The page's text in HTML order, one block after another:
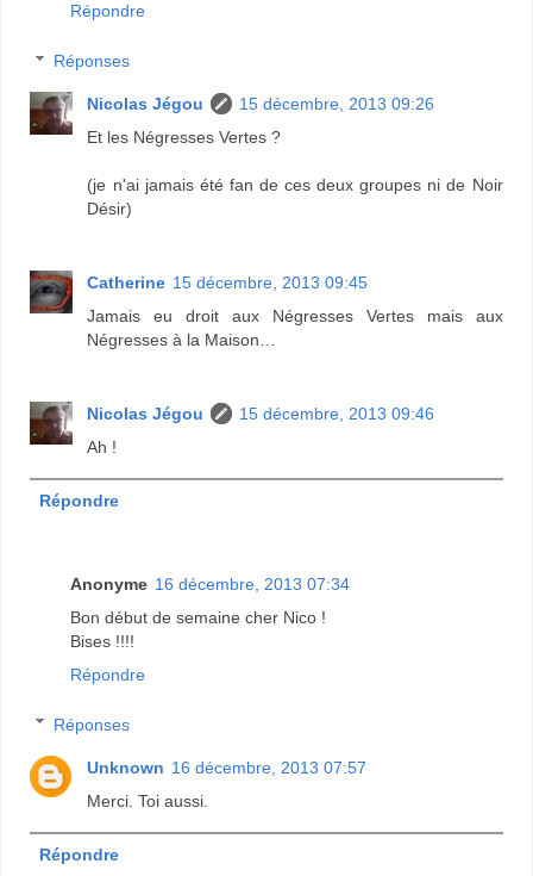
Répondre
Réponses
Nicolas Jégou
15 décembre, 2013 09:26
Et les Négresses Vertes ?
(je n'ai jamais été fan de ces deux groupes ni de Noir
Désir)
Catherine 15 décembre, 2013 09:45
Jamais eu droit aux Négresses Vertes mais aux
Négresses à la Maison…
Nicolas Jégou
15 décembre, 2013 09:46
Ah !
Répondre
Anonyme 16 décembre, 2013 07:34
Bon début de semaine cher Nico !
Bises !!!!
Répondre
Réponses
Unknown 16 décembre, 2013 07:57
Merci. Toi aussi.
Répondre